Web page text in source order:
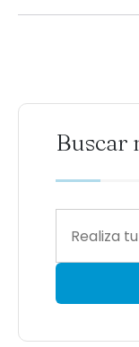
Buscar